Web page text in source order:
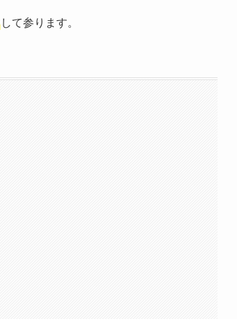
して参ります。